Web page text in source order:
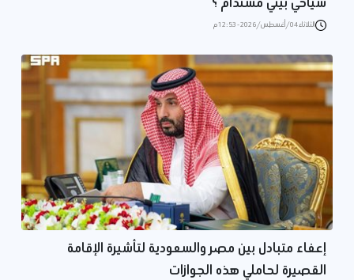
الثلاثاء 04/أغسطس/2026 - 12:53 م
إعفاء متبادل بين مصر والسعودية لتأشيرة الإقامة
القصيرة لحاملي هذه الجوازات